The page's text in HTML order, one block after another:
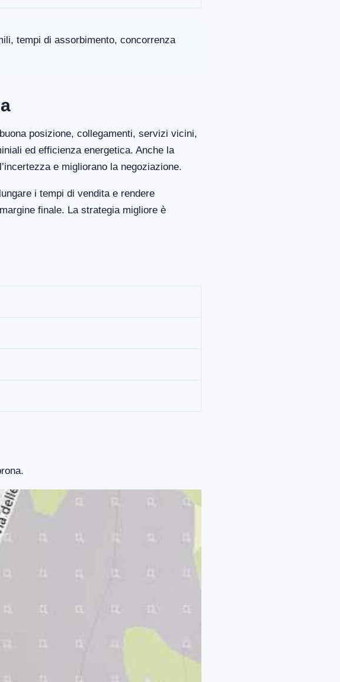
tempi di assorbimento, concorrenza
posizione, collegamenti, servizi vicini,
ed efficienza energetica. Anche la
e migliorano la negoziazione.
i tempi di vendita e rendere
finale. La strategia migliore è